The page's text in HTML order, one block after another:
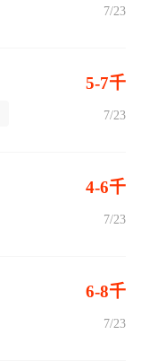
7/23
5-7千
7/23
4-6千
7/23
6-8千
7/23